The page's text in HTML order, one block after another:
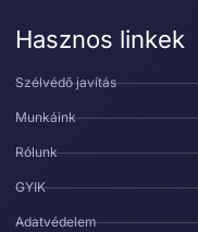
Hasznos linkek
Szélvédő javítás
Munkáink
Rólunk
GYIK
Adatvédelem